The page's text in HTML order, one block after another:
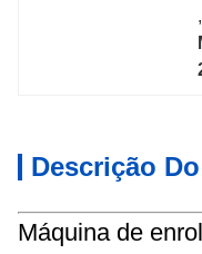
,
Descrição
Máquina de